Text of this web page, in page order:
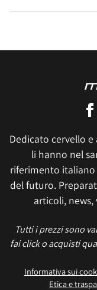
Dedicato cervello
li hanno nel
riferimento
del futuro.
articoli,
Tutti i prezzi sono
fai click o acquisti
Informativa sui
Etica e